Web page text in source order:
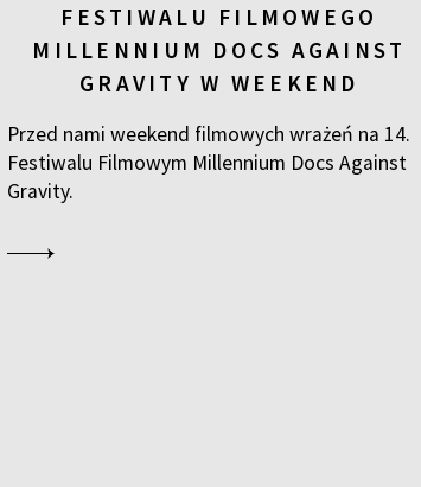
FESTIWALU FILMOWEGO
MILLENNIUM DOCS AGAINST
GRAVITY W WEEKEND
Przed nami weekend filmowych wrażeń na 14.
Festiwalu Filmowym Millennium Docs Against
Gravity.